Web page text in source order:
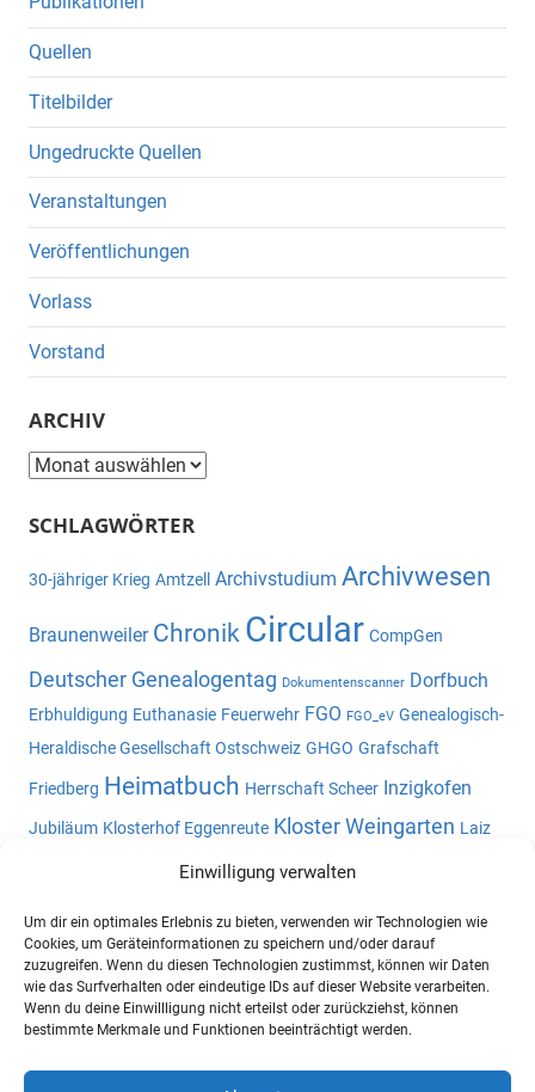
Einwilligung verwalten
Um dir ein optimales Erlebnis zu bieten, verwenden wir Technologien wie
Cookies, um Geräteinformationen zu speichern und/oder darauf
zuzugreifen. Wenn du diesen Technologien zustimmst, können wir Daten
wie das Surfverhalten oder eindeutige IDs auf dieser Website verarbeiten.
Wenn du deine Einwillligung nicht erteilst oder zurückziehst, können
bestimmte Merkmale und Funktionen beeinträchtigt werden.
Quellen
Titelbilder
Ungedruckte Quellen
Veranstaltungen
Veröffentlichungen
Vorlass
Vorstand
ARCHIV
Archiv
SCHLAGWÖRTER
30-jähriger Krieg Amtzell Archivstudium Archivwesen
Braunenweiler Chronik Circular CompGen
Deutscher Genealogentag Dokumentenscanner Dorfbuch
Erbhuldigung Euthanasie Feuerwehr FGO FGO_eV Genealogisch-
Heraldische Gesellschaft Ostschweiz GHGO Grafschaft
Friedberg Heimatbuch Herrschaft Scheer Inzigkofen
Jubiläum Klosterhof Eggenreute Kloster Weingarten Laiz
Landvogtei Schwaben Meßkirch Namensliste
Ortsheimatbuch Ortsnamen Ostschweiz Pault
Potsdam Reibeisenmühle Staatsarchiv Sigmaringen
Statistik Studium Tapfheim Urbar Verein für